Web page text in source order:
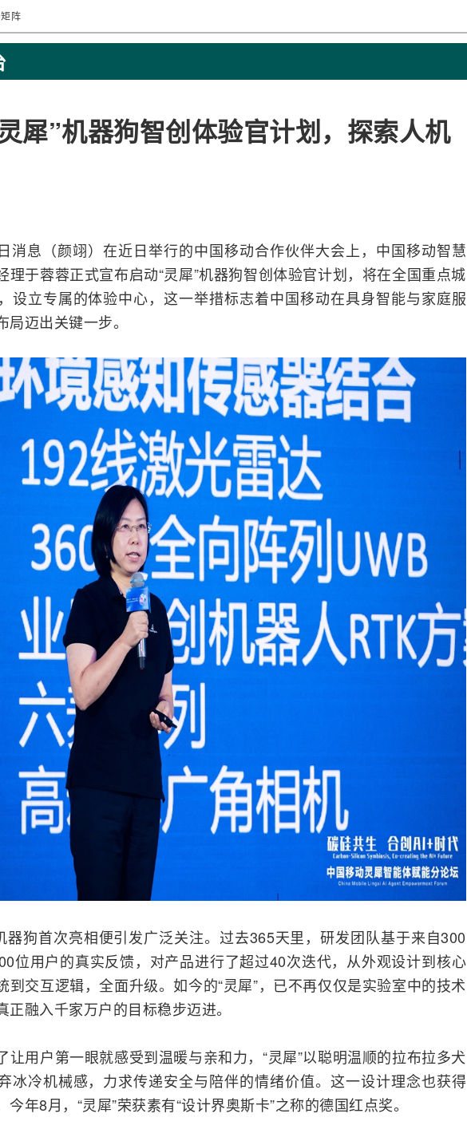
阵
犀”机器狗智创体验官计划，探索人机
消息（颜翊）在近日举行的中国移动合作伙伴大会上，中国移动智慧
理于蓉蓉正式宣布启动“灵犀”机器狗智创体验官计划，将在全国重点城
设立专属的体验中心，这一举措标志着中国移动在具身智能与家庭服
迈出关键一步。
器狗首次亮相便引发广泛关注。过去365天里，研发团队基于来自300
位用户的真实反馈，对产品进行了超过40次迭代，从外观设计到核心
到交互逻辑，全面升级。如今的“灵犀”，已不再仅仅是实验室中的技术
正融入千家万户的目标稳步迈进。
让用户第一眼就感受到温暖与亲和力，“灵犀”以聪明温顺的拉布拉多犬
冰冷机械感，力求传递安全与陪伴的情绪价值。这一设计理念也获得
年8月，“灵犀”荣获素有“设计界奥斯卡”之称的德国红点奖。